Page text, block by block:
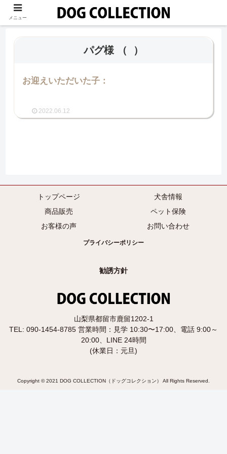
パグ様 （ ）
お迎えいただいた子：
2022.06.12
トップページ
犬舎情報
商品販売
ペット保険
お客様の声
お問い合わせ
プライバシーポリシー
勧誘方針
山梨県都留市鹿留1202-1
TEL: 090-1454-8785 営業時間：見学 10:30〜17:00、電話 9:00～
20:00、LINE 24時間
(休業日：元旦)
Copyright © 2021 DOG COLLECTION（ドッグコレクション） All Rights Reserved.
メニュー